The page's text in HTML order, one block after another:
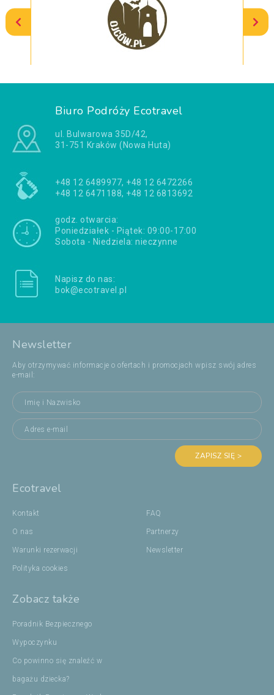
Biuro Podróży Ecotravel
ul. Bulwarowa 35D/42,
31-751 Kraków (Nowa Huta)
+48 12 6489977, +48 12 6472266
+48 12 6471188, +48 12 6813692
godz. otwarcia:
Poniedziałek - Piątek: 09:00-17:00
Sobota - Niedziela: nieczynne
Napisz do nas:
bok@ecotravel.pl
Newsletter
Aby otrzymywać informacje o ofertach i promocjach wpisz swój adres
e-mail:
ZAPISZ SIĘ >
Ecotravel
Kontakt
O nas
Warunki rezerwacji
Polityka cookies
FAQ
Partnerzy
Newsletter
Zobacz także
Poradnik Bezpiecznego
Wypoczynku
Co powinno się znaleźć w
bagażu dziecka?